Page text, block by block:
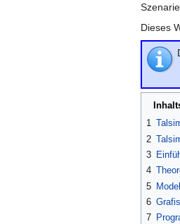
Dieses
1
2
3
4
5
6
7